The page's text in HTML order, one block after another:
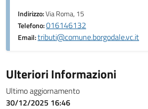
Indirizzo:Via Roma, 15
Telefono:016146132
Email:tributi@comune.borgodale.vc.it
Ulteriori Informazioni
Ultimo aggiornamento
30/12/2025 16:46